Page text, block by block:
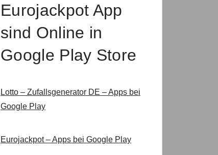
Eurojackpot App
sind Online in
Google Play Store
Lotto – Zufallsgenerator DE – Apps bei
Google Play
Eurojackpot – Apps bei Google Play